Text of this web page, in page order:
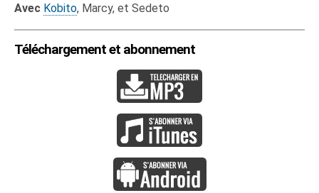
Avec Kobito, Marcy, et Sedeto
Téléchargement et abonnement